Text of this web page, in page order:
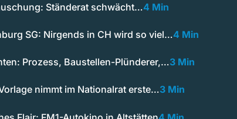
Ständerat schwächt…4 Min
SG: Nirgends in CH wird so viel…4 Min
Prozess, Baustellen-Plünderer,…3 Min
nimmt im Nationalrat erste…3 Min